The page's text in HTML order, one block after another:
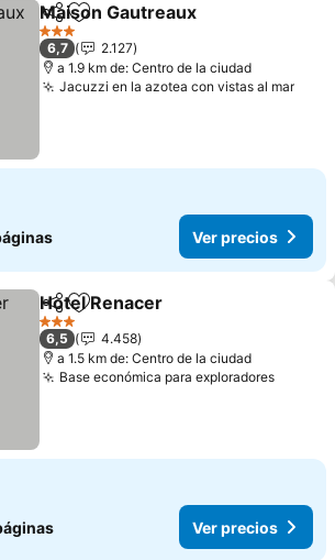
CompartirAgregar a favoritos
Maison Gautreaux
3 Estrellas
6,7
2.127
a 1.9 km de: Centro de la ciudad
Jacuzzi en la azotea con vistas al marVer
Ver precios
CompartirAgregar a favoritos
Hotel Renacer
3 Estrellas
6,5
4.458
a 1.5 km de: Centro de la ciudad
Base económica para exploradoresVer
Ver precios